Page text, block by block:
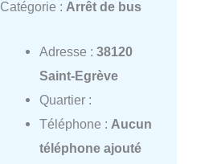
Catégorie : Arrêt de bus
Adresse : 38120
Saint-Egrève
Quartier :
Téléphone : Aucun
téléphone ajouté